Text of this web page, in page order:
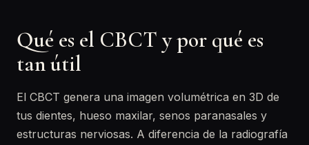
Qué es el CBCT y por qué es
tan útil
El CBCT genera una imagen volumétrica en 3D de
tus dientes, hueso maxilar, senos paranasales y
estructuras nerviosas. A diferencia de la radiografía